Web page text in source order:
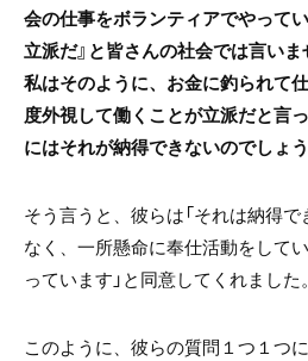
会の仕事をボランティアでやって
立派だ』と皆さんの社会では言いま
私はそのように、お金に釣られて
度外視して働くことが立派だと言
にはそれが納得できないのでしょう
そう言うと、彼らは「それは納得
なく、一所懸命に奉仕活動をして
っています」と同意してくれました。
このように、彼らの質問１つ１つ